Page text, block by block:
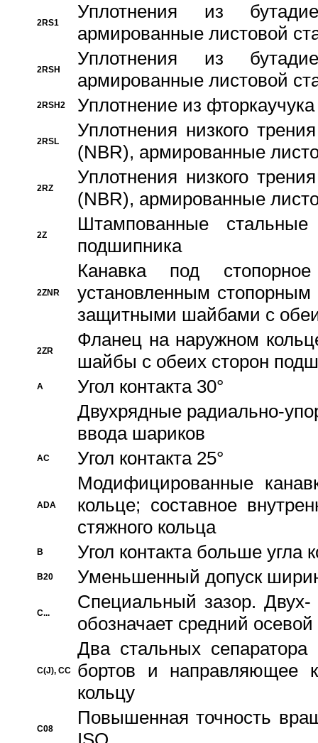
2RS1
Уплотнения из
армированные листовой
2RSH
Уплотнения из
армированные листовой
2RSH2 Уплотнение из
2RSL
Уплотнения низкого
(NBR), армированные
2RZ
Уплотнения низкого
(NBR), армированные
2Z
Штампованные
подшипника
2ZNR
Канавка под
установленным
защитными шайбами с
2ZR
Фланец на наружном
шайбы с обеих сторон
A
Угол контакта 30°
Двухрядные радиально-
ввода шариков
AC Угол контакта 25°
ADA
Модифицированные
кольце; составное
стяжного кольца
B Угол контакта больше угла
B20 Уменьшенный допуск
C...
Специальный зазор.
обозначает средний
C(J), CC
Два стальных сепаратора
бортов и направляющее
кольцу
C08
Повышенная точность